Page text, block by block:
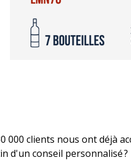
clients nous ont déjà
conseil personnalisé